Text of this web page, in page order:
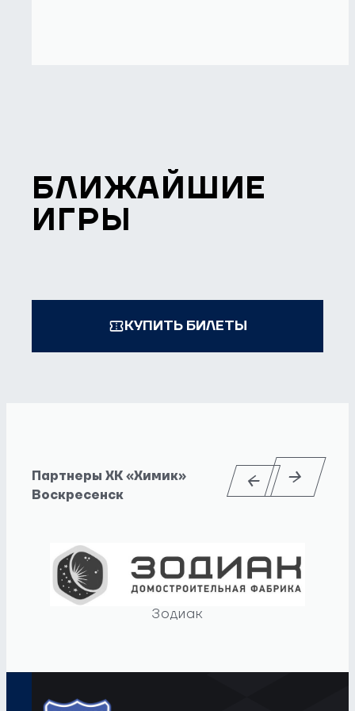
БЛИЖАЙШИЕ
ИГРЫ
КУПИТЬ БИЛЕТЫ
Партнеры ХК «Химик»
Воскресенск
Зодиак